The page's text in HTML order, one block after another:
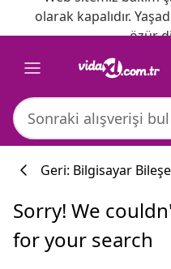
olarak kapalıdır.
özür
Geri: Bilgisayar
Sorry! We
for your search